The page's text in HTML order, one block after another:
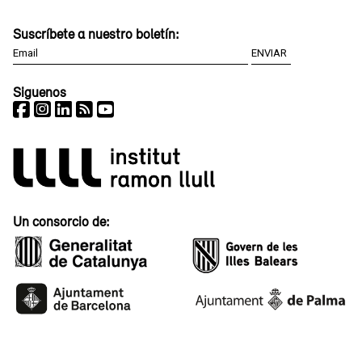
Suscríbete a nuestro boletín:
Siguenos
Un consorcio de: